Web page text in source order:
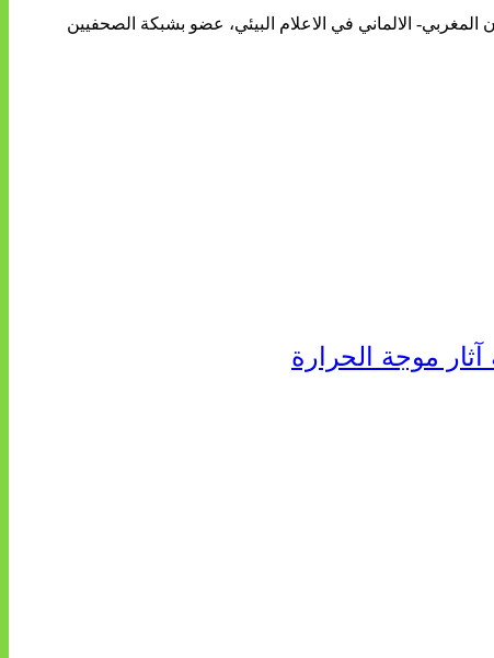
الالماني في الاعلام البيئي، عضو بشبكة الصحفيين
آثار موجة الحرارة